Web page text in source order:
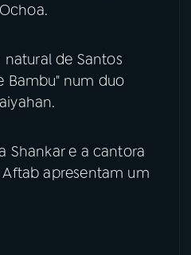
natural de Santos
Bambu" num duo
Shankar e a cantora
apresentam um